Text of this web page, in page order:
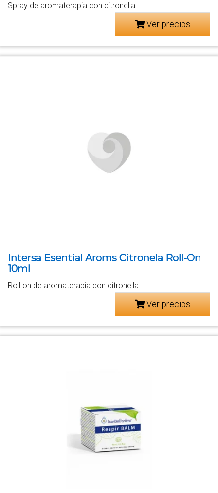
Spray de aromaterapia con citronella
Ver precios
Intersa Esential Aroms Citronela Roll-On
10ml
Roll on de aromaterapia con citronella
Ver precios